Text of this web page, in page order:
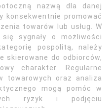
nazwą dla danej
konsekwentnie promować
towarów lub usług. W
sygnały o możliwości
pospolitą, należy
skierowane do odbiorców,
charakter. Regularne
towarowych oraz analiza
mogą pomóc w
ryzyk i podjęciu